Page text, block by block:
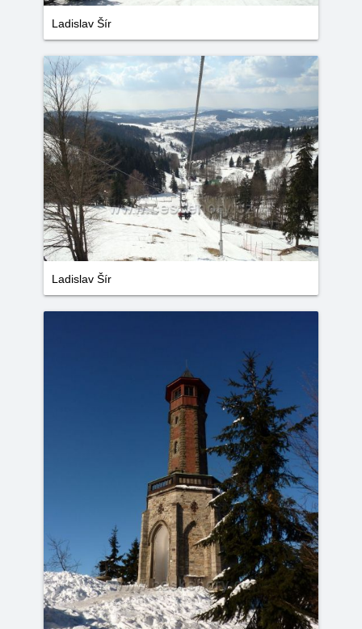
Ladislav Šír
Ladislav Šír